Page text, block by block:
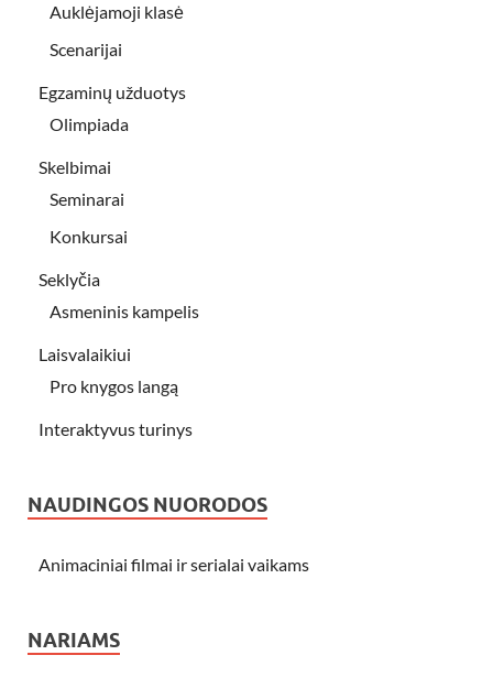
Auklėjamoji klasė
Scenarijai
Egzaminų užduotys
Olimpiada
Skelbimai
Seminarai
Konkursai
Seklyčia
Asmeninis kampelis
Laisvalaikiui
Pro knygos langą
Interaktyvus turinys
NAUDINGOS NUORODOS
Animaciniai filmai ir serialai vaikams
NARIAMS